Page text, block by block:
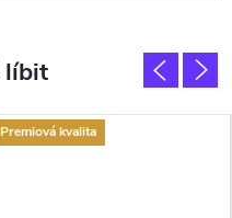
Premiová kvalita